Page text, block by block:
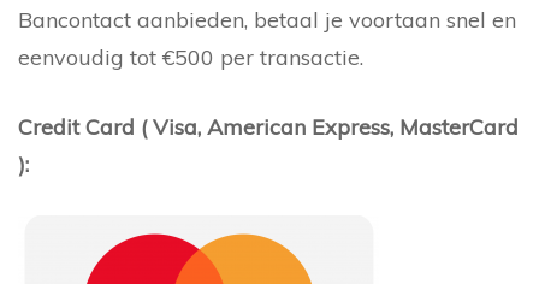
Bancontact aanbieden, betaal je voortaan snel en
eenvoudig tot €500 per transactie.
Credit Card ( Visa, American Express, MasterCard
):